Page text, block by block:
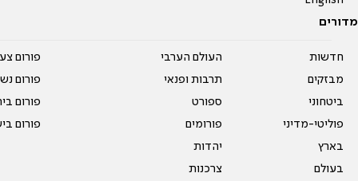
מדורים
חדשות
מבזקים
ביטחוני
פוליטי-מדיני
בארץ
בעולם
העולם הערבי
תרבות ופנאי
ספורט
פורומים
יהדות
צרכנות
פורום
פורום
פורום
פורום